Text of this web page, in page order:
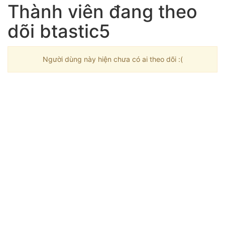
Thành viên đang theo
dõi btastic5
Người dùng này hiện chưa có ai theo dõi :(